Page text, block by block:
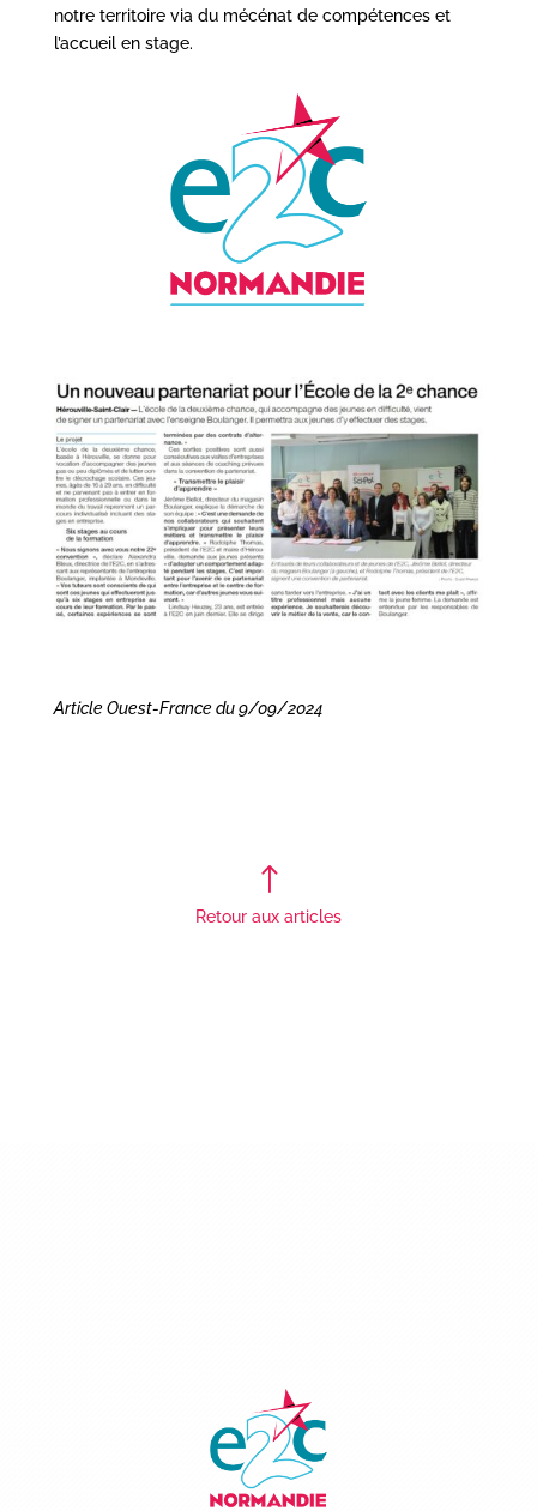
notre territoire via du mécénat de compétences et
l’accueil en stage.
Article Ouest-France du 9/09/2024
!
Retour aux articles